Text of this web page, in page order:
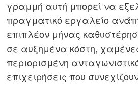
γραμμή αυτή μπορεί να
πραγματικό εργαλείο
επιπλέον μήνας
σε αυξημένα κόστη,
περιορισμένη
επιχειρήσεις που